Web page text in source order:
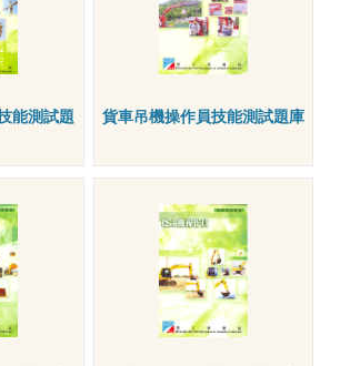
能測試題
貨車吊機操作員技能測試題庫